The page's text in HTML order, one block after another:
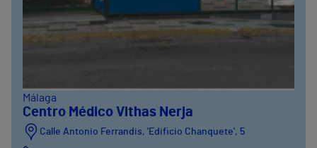
Málaga
Centro Médico Vithas Nerja
Calle Antonio Ferrandis, 'Edificio Chanquete', 5